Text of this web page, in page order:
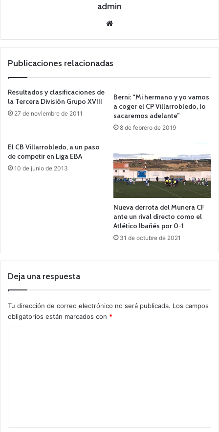
admin
we
Publicaciones relacionadas
Resultados y clasificaciones de
la Tercera División Grupo XVIII
27 de noviembre de 2011
Berni: “Mi hermano y yo vamos
a coger el CP Villarrobledo, lo
sacaremos adelante”
8 de febrero de 2019
El CB Villarrobledo, a un paso
de competir en Liga EBA
10 de junio de 2013
Nueva derrota del Munera CF
ante un rival directo como el
Atlético Ibañés por 0-1
31 de octubre de 2021
Deja una respuesta
Tu dirección de correo electrónico no será publicada. Los campos
obligatorios están marcados con *